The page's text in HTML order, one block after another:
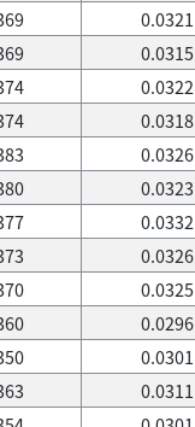
0.0321
0.0315
0.0322
0.0318
0.0326
0.0323
0.0332
0.0326
0.0325
0.0296
0.0301
0.0311